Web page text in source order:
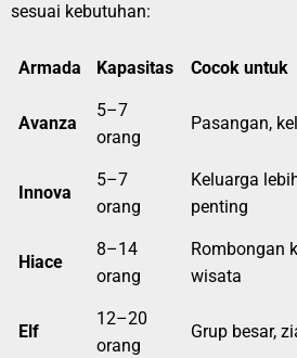
sesuai kebutuhan:
Armada Kapasitas Cocok untuk
Avanza
5–7
orang
Pasangan,
Innova
5–7
orang
Keluarga
penting
Hiace
8–14
orang
Rombongan
wisata
Elf
12–20
orang
Grup besar,